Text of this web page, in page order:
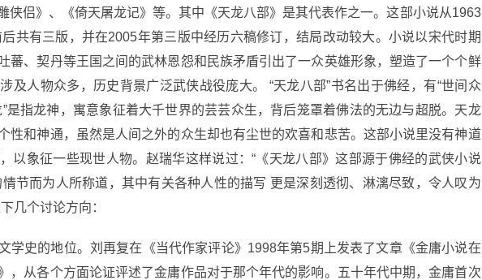
侠侣》、《倚天屠龙记》等。其中《天龙八部》是其代表作之一。这部小说从1963
共有三版，并在2005年第三版中经历六稿修订，结局改动较大。小说以宋代时期
蕃、契丹等王国之间的武林恩怨和民族矛盾引出了一众英雄形象，塑造了一个个鲜
及人物众多，历史背景广泛武侠战役庞大。 “天龙八部”书名出于佛经，有“世间众
”是指龙神，寓意象征着大千世界的芸芸众生，背后笼罩着佛法的无边与超脱。天龙
性和神通，虽然是人间之外的众生却也有尘世的欢喜和悲苦。这部小说里没有神道
以象征一些现世人物。赵瑞华这样说过：“《天龙八部》这部源于佛经的武侠小说
节而为人所称道，其中有关各种人性的描写 更是深刻透彻、淋漓尽致，令人叹为
几个讨论方向：
学史的地位。刘再复在《当代作家评论》1998年第5期上发表了文章《金庸小说在
，从各个方面论证评述了金庸作品对于那个年代的影响。五十年代中期，金庸首次